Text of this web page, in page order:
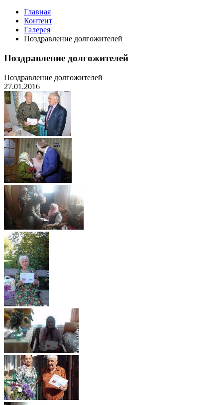
Главная
Контент
Галерея
Поздравление долгожителей
Поздравление долгожителей
Поздравление долгожителей
27.01.2016